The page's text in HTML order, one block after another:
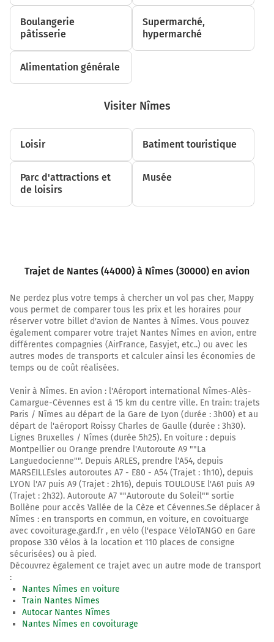
Boulangerie
pâtisserie
Supermarché,
hypermarché
Alimentation générale
Visiter Nîmes
Loisir Batiment touristique
Parc d'attractions et
de loisirs
Musée
Trajet de Nantes (44000) à Nîmes (30000) en avion
Ne perdez plus votre temps à chercher un vol pas cher, Mappy
vous permet de comparer tous les prix et les horaires pour
réserver votre billet d'avion de Nantes à Nîmes. Vous pouvez
également comparer votre trajet Nantes Nîmes en avion, entre
différentes compagnies (AirFrance, Easyjet, etc..) ou avec les
autres modes de transports et calculer ainsi les économies de
temps ou de coût réalisées.
Venir à Nîmes. En avion : l'Aéroport international Nîmes-Alès-
Camargue-Cévennes est à 15 km du centre ville. En train: trajets
Paris / Nîmes au départ de la Gare de Lyon (durée : 3h00) et au
départ de l'aéroport Roissy Charles de Gaulle (durée : 3h30).
Lignes Bruxelles / Nîmes (durée 5h25). En voiture : depuis
Montpellier ou Orange prendre l'Autoroute A9 ""La
Languedocienne"". Depuis ARLES, prendre l'A54, depuis
MARSEILLEsles autoroutes A7 - E80 - A54 (Trajet : 1h10), depuis
LYON l'A7 puis A9 (Trajet : 2h16), depuis TOULOUSE l'A61 puis A9
(Trajet : 2h32). Autoroute A7 ""Autoroute du Soleil"" sortie
Bollène pour accès Vallée de la Cèze et Cévennes.Se déplacer à
Nîmes : en transports en commun, en voiture, en covoituarge
avec covoiturage.gard.fr , en vélo (l'espace VéloTANGO en Gare
propose 330 vélos à la location et 110 places de consigne
sécurisées) ou à pied.
Découvrez également ce trajet avec un autre mode de transport
:
Nantes Nîmes en voiture
Train Nantes Nîmes
Autocar Nantes Nîmes
Nantes Nîmes en covoiturage